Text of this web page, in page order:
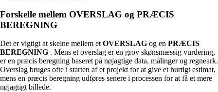
Forskelle mellem OVERSLAG og PRÆCIS
BEREGNING
Det er vigtigt at skelne mellem et OVERSLAG og en PRÆCIS
BEREGNING . Mens et overslag er en grov skønsmæssig vurdering,
er en præcis beregning baseret på nøjagtige data, målinger og regneark.
Overslag bruges ofte i starten af et projekt for at give et hurtigt estimat,
mens en præcis beregning udføres senere i processen for at få et mere
nøjagtigt billede.